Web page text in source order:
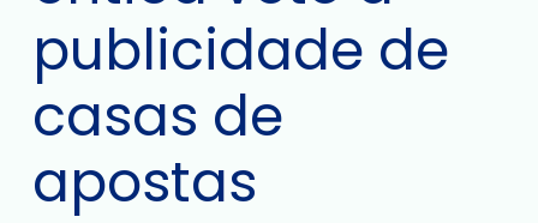
publicidade de
casas de
apostas